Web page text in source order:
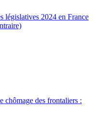
législatives 2024 en France
chômage des frontaliers :